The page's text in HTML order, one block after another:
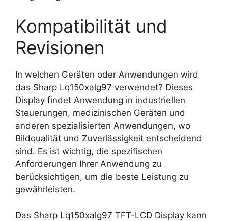
Kompatibilität und
Revisionen
In welchen Geräten oder Anwendungen wird
das Sharp Lq150xalg97 verwendet? Dieses
Display findet Anwendung in industriellen
Steuerungen, medizinischen Geräten und
anderen spezialisierten Anwendungen, wo
Bildqualität und Zuverlässigkeit entscheidend
sind. Es ist wichtig, die spezifischen
Anforderungen Ihrer Anwendung zu
berücksichtigen, um die beste Leistung zu
gewährleisten.
Das Sharp Lq150xalg97 TFT-LCD Display kann